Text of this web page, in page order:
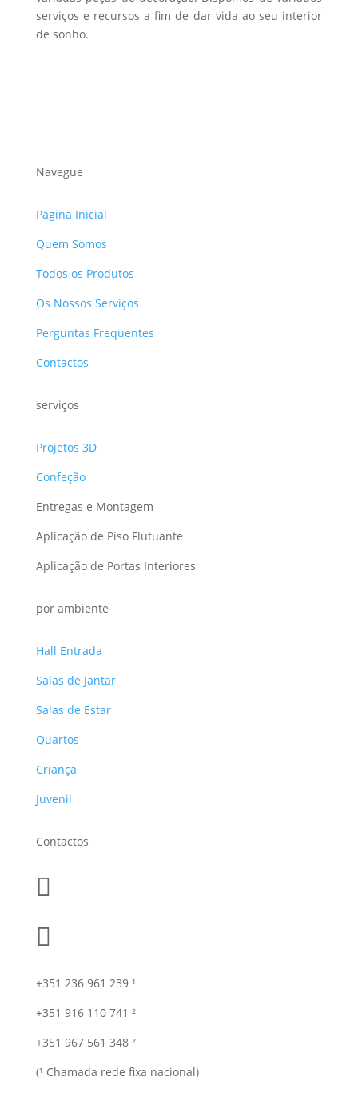
serviços e recursos a fim de dar vida ao seu interior
de sonho.
Navegue
Página Inicial
Quem Somos
Todos os Produtos
Os Nossos Serviços
Perguntas Frequentes
Contactos
serviços
Projetos 3D
Confeção
Entregas e Montagem
Aplicação de Piso Flutuante
Aplicação de Portas Interiores
por ambiente
Hall Entrada
Salas de Jantar
Salas de Estar
Quartos
Criança
Juvenil
Contactos


+351 236 961 239 ¹
+351 916 110 741 ²
+351 967 561 348 ²
(¹ Chamada rede fixa nacional)